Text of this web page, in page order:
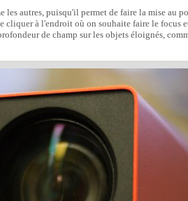
les autres, puisqu'il permet de faire la mise au
à l'endroit où on souhaite faire le focus
de champ sur les objets éloignés,